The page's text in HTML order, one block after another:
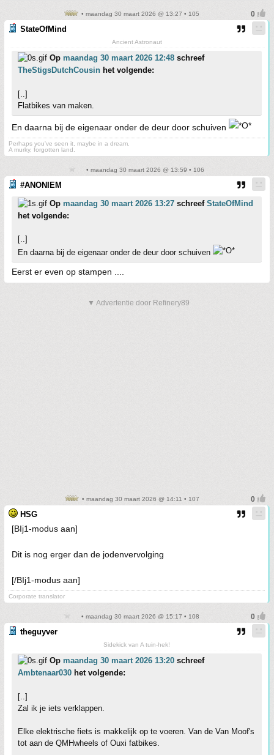
• maandag 30 maart 2026 @ 13:27 • 105
StateOfMind
Ancient Astronaut
Op maandag 30 maart 2026 12:48 schreef
TheStigsDutchCousin het volgende:
[..]
Flatbikes van maken.
En daarna bij de eigenaar onder de deur door schuiven
Perhaps you've seen it, maybe in a dream.
A murky, forgotten land.
• maandag 30 maart 2026 @ 13:59 • 106
#ANONIEM
Op maandag 30 maart 2026 13:27 schreef StateOfMind
het volgende:
[..]
En daarna bij de eigenaar onder de deur door schuiven
Eerst er even op stampen ....
▼ Advertentie door Refinery89
• maandag 30 maart 2026 @ 14:11 • 107
HSG
[BIj1-modus aan]
Dit is nog erger dan de jodenvervolging
[/BIj1-modus aan]
Corporate translator
• maandag 30 maart 2026 @ 15:17 • 108
theguyver
Sidekick van A tuin-hek!
Op maandag 30 maart 2026 13:20 schreef
Ambtenaar030 het volgende:
[..]
Zal ik je iets verklappen.
Elke elektrische fiets is makkelijk op te voeren. Van de Van Moof's
tot aan de QMHwheels of Ouxi fatbikes.